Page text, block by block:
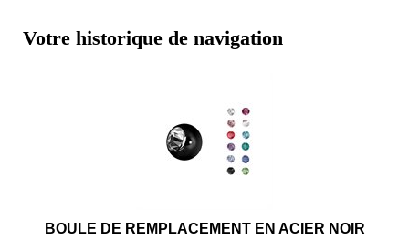
Votre historique de navigation
BOULE DE REMPLACEMENT EN ACIER NOIR